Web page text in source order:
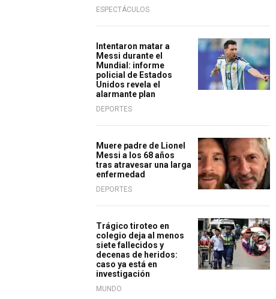
ESPECTÁCULOS
Intentaron matar a
Messi durante el
Mundial: informe
policial de Estados
Unidos revela el
alarmante plan
DEPORTES
Muere padre de Lionel
Messi a los 68 años
tras atravesar una larga
enfermedad
DEPORTES
Trágico tiroteo en
colegio deja al menos
siete fallecidos y
decenas de heridos:
caso ya está en
investigación
MUNDO